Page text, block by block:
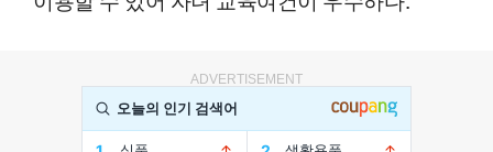
ADVERTISEMENT